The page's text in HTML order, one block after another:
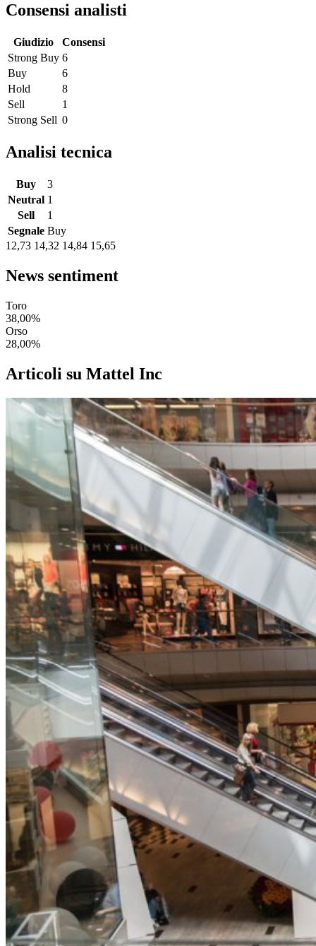
Consensi analisti
Giudizio
Consensi
Strong Buy 6
Buy
6
Hold
8
Sell
1
Strong Sell 0
Analisi tecnica
Buy
3
Neutral 1
Sell
1
Segnale Buy
12,73 14,32 14,84 15,65
News sentiment
Toro
38,00%
Orso
28,00%
Articoli su Mattel Inc